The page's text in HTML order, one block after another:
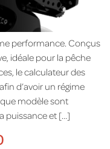
performance. Conçus
idéale pour la pêche
le calculateur des
d’avoir un régime
modèle sont
puissance et […]